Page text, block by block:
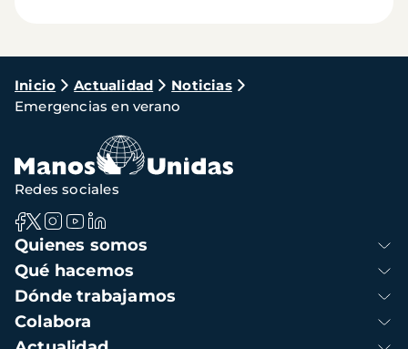
Ruta
de
navegación
Inicio Actualidad
Noticias
Emergencias en verano
Navegación
principal
Quienes somos
Qué hacemos
Dónde trabajamos
Colabora
Redes sociales